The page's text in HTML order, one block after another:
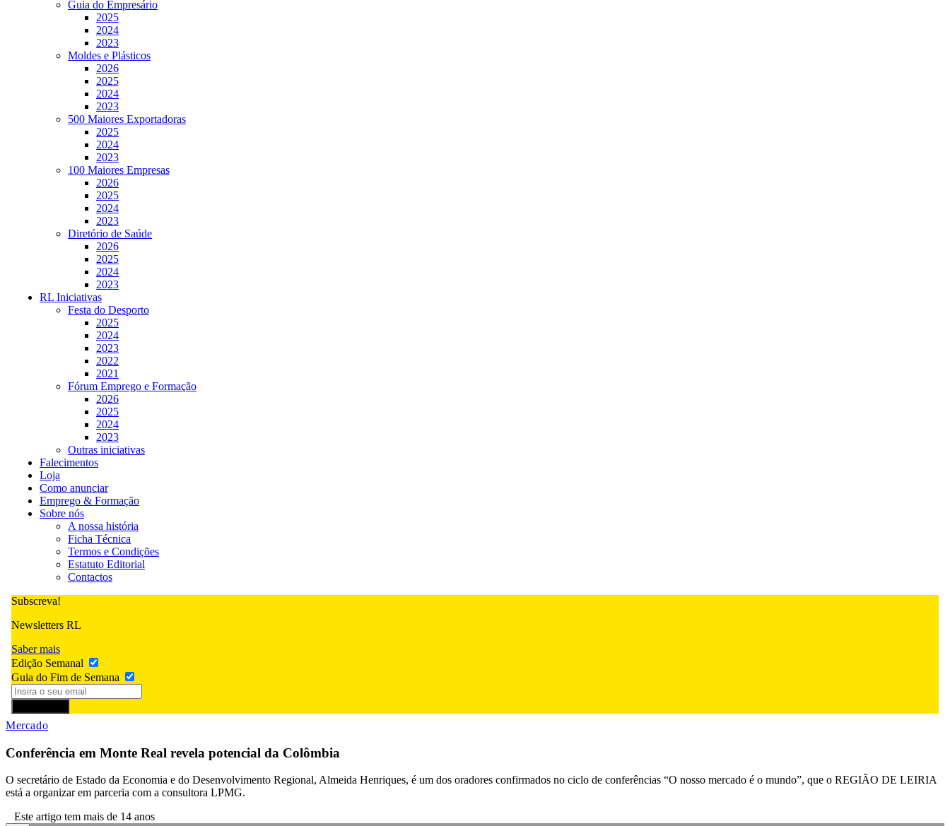
Guia do Empresário
2025
2024
2023
Moldes e Plásticos
2026
2025
2024
2023
500 Maiores Exportadoras
2025
2024
2023
100 Maiores Empresas
2026
2025
2024
2023
Diretório de Saúde
2026
2025
2024
2023
RL Iniciativas
Festa do Desporto
2025
2024
2023
2022
2021
Fórum Emprego e Formação
2026
2025
2024
2023
Outras iniciativas
Falecimentos
Loja
Como anunciar
Emprego & Formação
Sobre nós
A nossa história
Ficha Técnica
Termos e Condições
Estatuto Editorial
Contactos
Subscreva!
Newsletters RL
Saber mais
Edição Semanal
Guia do Fim de Semana
Mercado
Conferência em Monte Real revela potencial da Colômbia
O secretário de Estado da Economia e do Desenvolvimento Regional, Almeida Henriques, é um dos oradores confirmados no ciclo de conferências “O nosso mercado é o mundo”, que o REGIÃO DE LEIRIA
está a organizar em parceria com a consultora LPMG.
Este artigo tem mais de 14 anos